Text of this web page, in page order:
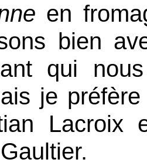
en
bien
qui
je
Lacroix